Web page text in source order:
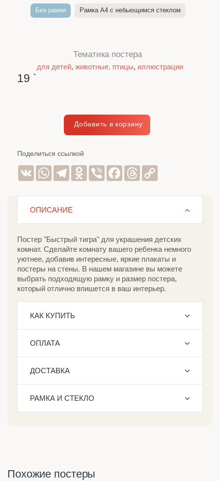
Без рамки
Рамка A4 c небьющимся стеклом
Тематика постера
для детей, животные, птицы, иллюстрации
19 `
Поделиться ссылкой
VK WhatsAppTelegramOdnoklassniki
Viber Facebook
Threads
ОПИСАНИЕ
Постер "Быстрый тигра" для украшения детских
комнат. Сделайте комнату вашего ребенка немного
уютнее, добавив интересные, яркие плакаты и
постеры на стены. В нашем магазине вы можете
выбрать подходящую рамку и размер постера,
который отлично впишется в ваш интерьер.
КАК КУПИТЬ
ОПЛАТА
ДОСТАВКА
РАМКА И СТЕКЛО
Похожие постеры